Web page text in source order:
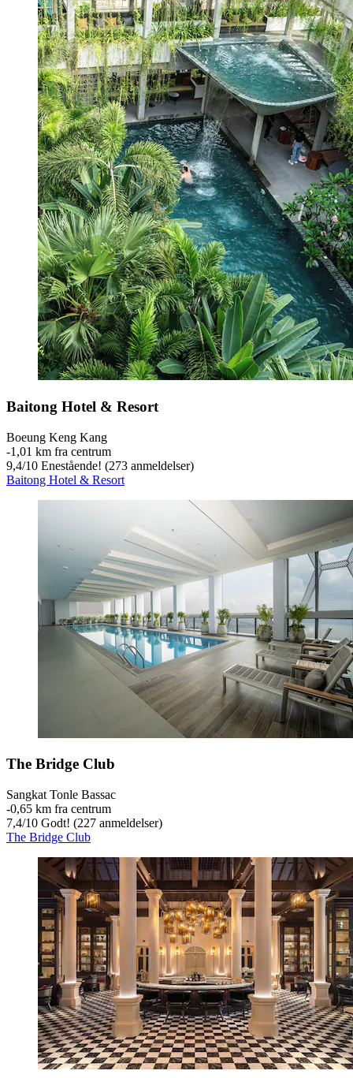
Baitong Hotel & Resort
Boeung Keng Kang
‐1,01 km fra centrum
9,4/10 Enestående! (273 anmeldelser)
Baitong Hotel & Resort
The Bridge Club
Sangkat Tonle Bassac
‐0,65 km fra centrum
7,4/10 Godt! (227 anmeldelser)
The Bridge Club